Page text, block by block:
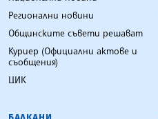
Регионални новини
Общинските съвети решават
Куриер (Официални актове и
съобщения)
ЦИК
БАЛКАНИ